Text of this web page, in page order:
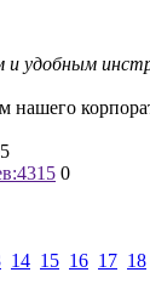
и удобным
нашего
4315 0
14 15 16 17 18